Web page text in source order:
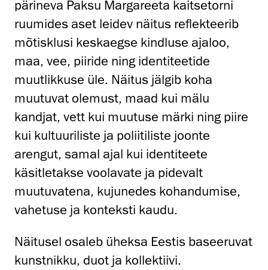
pärineva Paksu Margareeta kaitsetorni
ruumides aset leidev näitus reflekteerib
mõtisklusi keskaegse kindluse ajaloo,
maa, vee, piiride ning identiteetide
muutlikkuse üle. Näitus jälgib koha
muutuvat olemust, maad kui mälu
kandjat, vett kui muutuse märki ning piire
kui kultuuriliste ja poliitiliste joonte
arengut, samal ajal kui identiteete
käsitletakse voolavate ja pidevalt
muutuvatena, kujunedes kohandumise,
vahetuse ja konteksti kaudu.
Näitusel osaleb üheksa Eestis baseeruvat
kunstnikku, duot ja kollektiivi.